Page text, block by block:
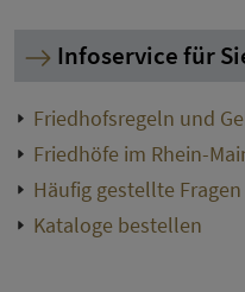
Infoservice für
Friedhofsregeln und
Friedhöfe im Rhein-
Häufig gestellte Fragen
Kataloge bestellen